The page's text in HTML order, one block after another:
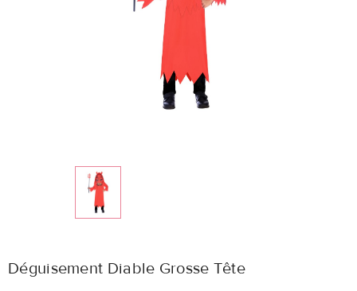
Déguisement Diable Grosse Tête